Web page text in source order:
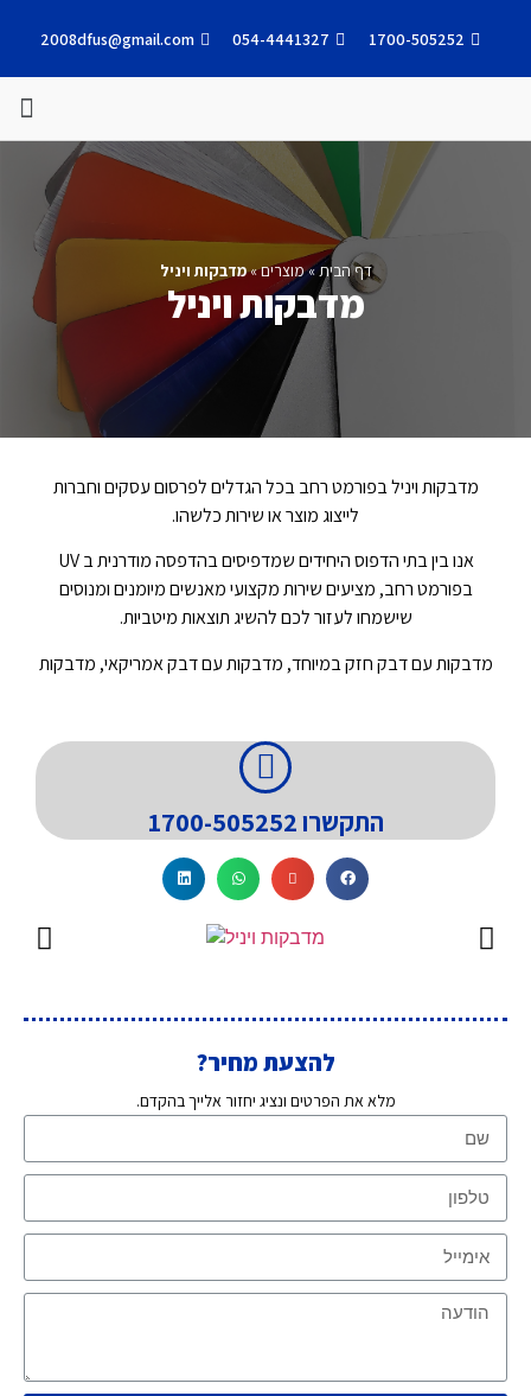
1700-505252
054-4441327
2008dfus@gmail.com
דף הבית»מוצרים»מדבקות ויניל
מדבקות ויניל
מדבקות ויניל בפורמט רחב בכל הגדלים לפרסום עסקים וחברות
לייצוג מוצר או שירות כלשהו.
אנו בין בתי הדפוס היחידים שמדפיסים בהדפסה מודרנית ב UV
בפורמט רחב, מציעים שירות מקצועי מאנשים מיומנים ומנוסים
שישמחו לעזור לכם להשיג תוצאות מיטביות.
מדבקות עם דבק חזק במיוחד, מדבקות עם דבק אמריקאי, מדבקות
התקשרו 1700-505252
להצעת מחיר?
מלא את הפרטים ונציג יחזור אלייך בהקדם.